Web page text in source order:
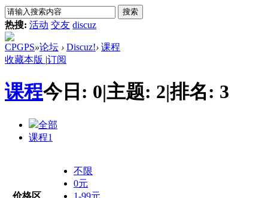
搜索
热搜: 活动 交友 discuz
CPGPS»论坛 › Discuz!› 课程
收藏本版 |订阅
课程今日: 0|主题: 2|排名: 3
全部
课程1
价格区
不限
0元
1-99元